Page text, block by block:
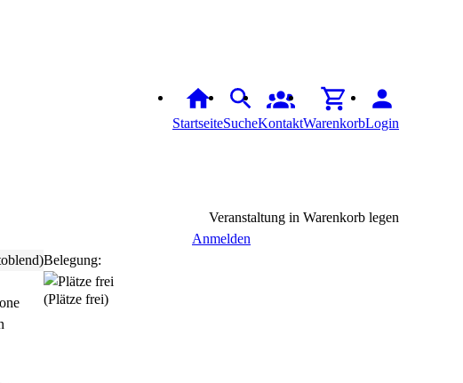
StartseiteSucheKontaktWarenkorbLogin
Veranstaltung in Warenkorb legen
Anmelden
Belegung:
(Plätze frei)